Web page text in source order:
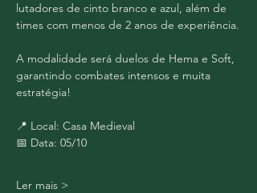
lutadores de cinto branco e azul, além de
times com menos de 2 anos de experiência.
A modalidade será duelos de Hema e Soft,
garantindo combates intensos e muita
estratégia!
📍 Local: Casa Medieval
📅 Data: 05/10
Ler mais >